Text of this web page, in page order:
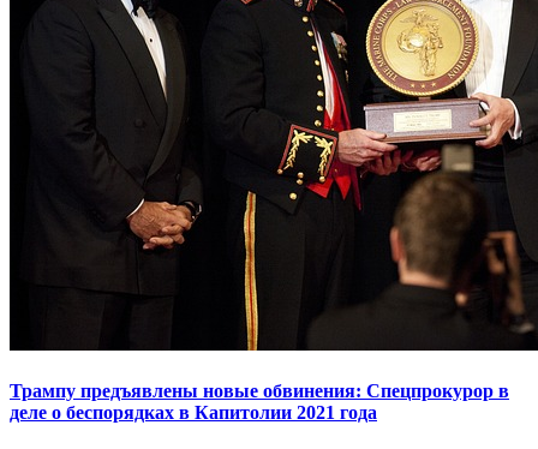
Трампу предъявлены новые обвинения: Спецпрокурор в
деле о беспорядках в Капитолии 2021 года